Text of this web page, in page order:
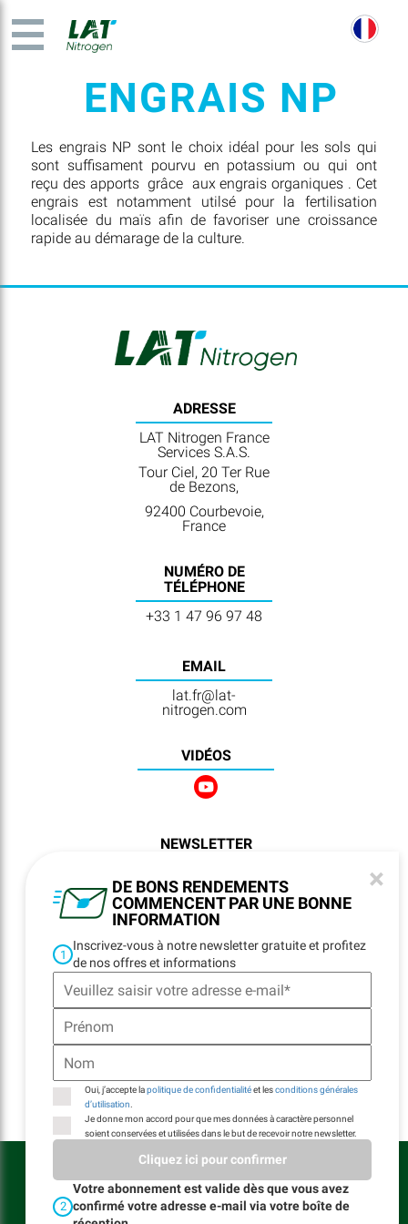
DE BONS RENDEMENTS
COMMENCENT PAR UNE BONNE
INFORMATION
×
1
Inscrivez-vous à notre newsletter gratuite et profitez
de nos offres et informations
Oui, j’accepte lapolitique de confidentialitéet lesconditions générales
d’utilisation
Je donne mon accord pour que mes données à caractère personnel
soient conservées et utilisées dans le but de recevoir notre newsletter.
Cliquez ici pour confirmer
2
Votre abonnement est valide dès que vous avez
confirmé votre adresse e-mail via votre boîte de
ENGRAIS NP
Les engrais NP sont le choix idéal pour les sols qui
sont suffisament pourvu en potassium ou qui ont
reçu des apports grâce aux engrais organiques . Cet
engrais est notamment utilsé pour la fertilisation
localisée du maïs afin de favoriser une croissance
rapide au démarage de la culture.
ADRESSE
LAT Nitrogen France
Services S.A.S.
Tour Ciel, 20 Ter Rue
de Bezons,
92400 Courbevoie,
France
NUMÉRO DE
TÉLÉPHONE
+33 1 47 96 97 48
EMAIL
lat.fr@lat-
nitrogen.com
VIDÉOS
NEWSLETTER
NAVIGATION
Home
Sites
Contact
LAT Nitrogen Austria GmbH © Tous droits réservés
Conditions générales d’utilisation du site
Conditions Générales de Vente et de Livraison
Règles de confidentialité